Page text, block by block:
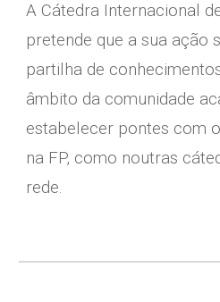
​A Cátedra Internacional
pretende que a sua ação
partilha de
âmbito da comunidade
estabelecer pontes com
na FP, como noutras
rede.